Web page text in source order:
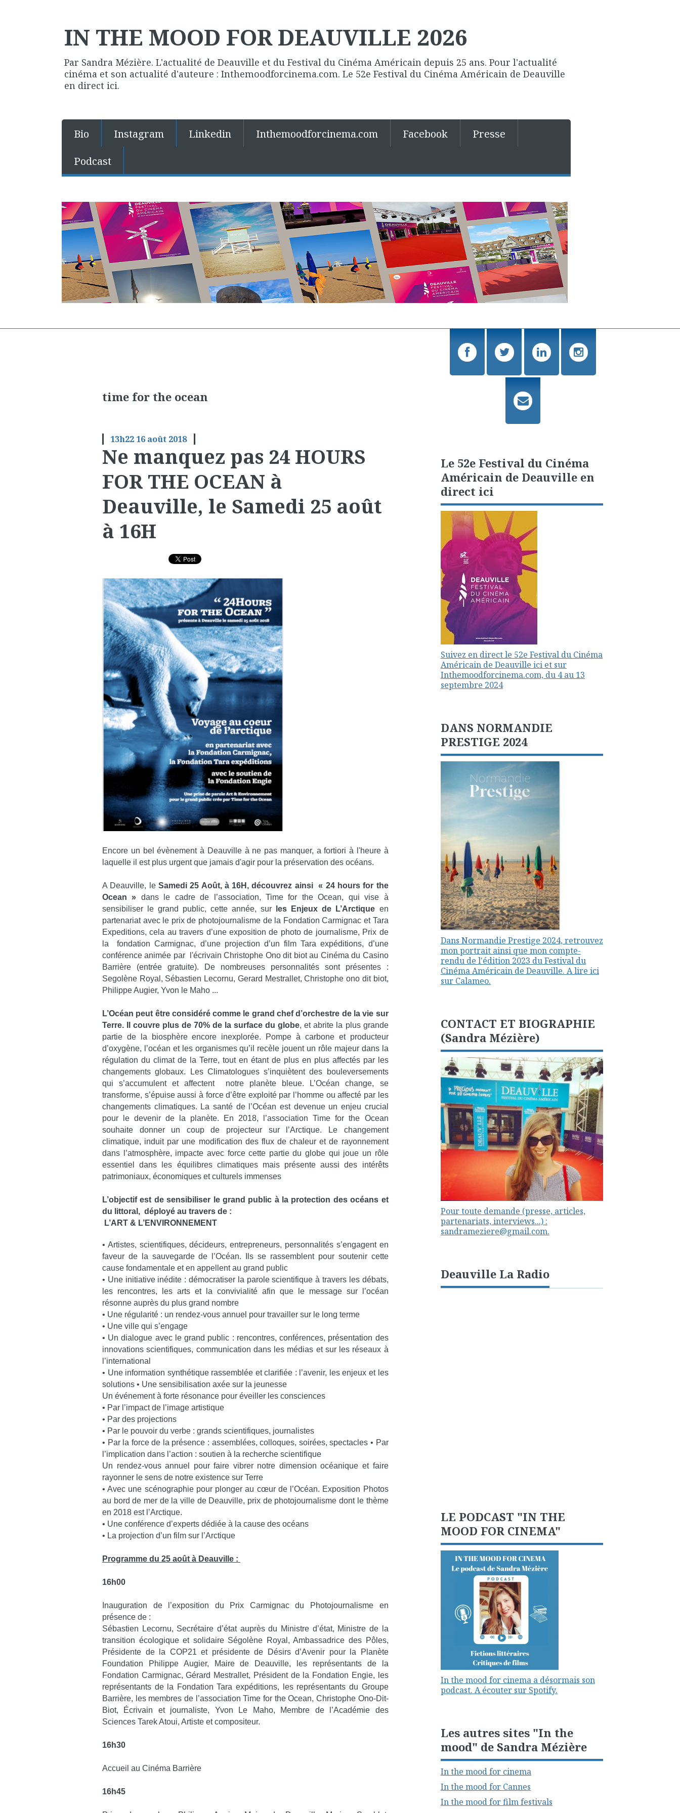
IN THE MOOD FOR DEAUVILLE 2026
Par Sandra Mézière. L'actualité de Deauville et du Festival du Cinéma Américain depuis 25 ans. Pour l'actualité
cinéma et son actualité d'auteure : Inthemoodforcinema.com. Le 52e Festival du Cinéma Américain de Deauville
en direct ici.
Bio Instagram Linkedin Inthemoodforcinema.com Facebook
Presse
Podcast
time for the ocean
13h22 16 août 2018
Ne manquez pas 24 HOURS
FOR THE OCEAN à
Deauville, le Samedi 25 août
à 16H
Encore un bel évènement à Deauville à ne pas manquer, a fortiori à l'heure à
laquelle il est plus urgent que jamais d'agir pour la préservation des océans.
A Deauville, leSamedi 25 Août, à 16H, découvrez ainsi « 24 hours for the
Ocean » dans le cadre de l’association, Time for the Ocean, qui vise à
sensibiliser le grand public, cette année, sur
les Enjeux de L’Arctique en
partenariat avec le prix de photojournalisme de la Fondation Carmignac et Tara
Expeditions, cela au travers d’une exposition de photo de journalisme, Prix de
la fondation Carmignac, d’une projection d’un film Tara expéditions, d’une
conférence animée par l'écrivain Christophe Ono dit biot au Cinéma du Casino
Barrière (entrée gratuite). De nombreuses personnalités sont présentes :
Segolène Royal, Sébastien Lecornu, Gerard Mestrallet, Christophe ono dit biot,
Philippe Augier, Yvon le Maho ...
L’Océan peut être considéré comme le grand chef d’orchestre de la vie sur
Terre. Il couvre plus de 70% de la surface du globe, et abrite la plus grande
partie de la biosphère encore inexplorée. Pompe à carbone et producteur
d’oxygène, l’océan et les organismes qu’il recèle jouent un rôle majeur dans la
régulation du climat de la Terre, tout en étant de plus en plus affectés par les
changements globaux. Les Climatologues s’inquiètent des bouleversements
qui s’accumulent et affectent notre planète bleue. L’Océan change, se
transforme, s’épuise aussi à force d’être exploité par l’homme ou affecté par les
changements climatiques. La santé de l’Océan est devenue un enjeu crucial
pour le devenir de la planète. En 2018, l’association Time for the Ocean
souhaite donner un coup de projecteur sur l’Arctique. Le changement
climatique, induit par une modification des flux de chaleuret de rayonnement
dans l’atmosphère, impacte avec force cette partie du globe qui joue un rôle
essentiel dans les équilibres climatiques mais présente aussi des intérêts
patrimoniaux, économiques et culturels immenses
L’objectif est de sensibiliser le grand public à la protection des océans et
du littoral, déployé au travers de :
L’ART & L’ENVIRONNEMENT
• Artistes, scientifiques, décideurs, entrepreneurs, personnalités s’engagent en
faveur de la sauvegarde de l’Océan. Ils se rassemblent pour soutenir cette
cause fondamentale et en appellent au grand public
• Une initiative inédite : démocratiser la parole scientifique à travers les débats,
les rencontres, les arts et la convivialité afin que le message sur l’océan
résonne auprès du plus grand nombre
• Une régularité : un rendez-vous annuel pour travailler sur le long terme
• Une ville qui s’engage
• Un dialogue avec le grand public : rencontres, conférences, présentation des
innovations scientifiques, communication dans les médias et sur les réseaux à
l’international
• Une information synthétique rassemblée et clarifiée : l’avenir, les enjeux et les
solutions • Une sensibilisation axée sur la jeunesse
Un événement à forte résonance pour éveiller les consciences
• Par l’impact de l’image artistique
• Par des projections
• Par le pouvoir du verbe : grands scientifiques, journalistes
• Par la force de la présence : assemblées, colloques, soirées, spectacles • Par
l’implication dans l’action : soutien à la recherche scientifique
Un rendez-vous annuel pour faire vibrer notre dimension océanique et faire
rayonner le sens de notre existence sur Terre
• Avec une scénographie pour plonger au cœur de l’Océan. Exposition Photos
au bord de mer de la ville de Deauville, prix de photojournalisme dont le thème
en 2018 est l’Arctique.
• Une conférence d’experts dédiée à la cause des océans
• La projection d’un film sur l’Arctique
Programme du 25 août à Deauville :
16h00
Inauguration de l’exposition du Prix Carmignac du Photojournalisme en
présence de :
Sébastien Lecornu, Secrétaire d’état auprès du Ministre d’état, Ministre de la
transition écologique et solidaire Ségolène Royal, Ambassadrice des Pôles,
Présidente de la COP21 et présidente de Désirs d’Avenir pour la Planète
Foundation Philippe Augier, Maire de Deauville, les représentants de la
Fondation Carmignac, Gérard Mestrallet, Président de la Fondation Engie, les
représentants de la Fondation Tara expéditions, les représentants du Groupe
Barrière, les membres de l’association Time for the Ocean, Christophe Ono-Dit-
Biot, Écrivain et journaliste, Yvon Le Maho, Membre de l’Académie des
Sciences Tarek Atoui, Artiste et compositeur.
16h30
Accueil au Cinéma Barrière
16h45
Le 52e Festival du Cinéma
Américain de Deauville en
direct ici
Suivez en direct le 52e Festival du Cinéma
Américain de Deauville ici et sur
Inthemoodforcinema.com, du 4 au 13
septembre 2024
DANS NORMANDIE
PRESTIGE 2024
Dans Normandie Prestige 2024, retrouvez
mon portrait ainsi que mon compte-
rendu de l'édition 2023 du Festival du
Cinéma Américain de Deauville. A lire ici
sur Calameo.
CONTACT ET BIOGRAPHIE
(Sandra Mézière)
Pour toute demande (presse, articles,
partenariats, interviews...) :
sandrameziere@gmail.com.
Deauville La Radio
LE PODCAST "IN THE
MOOD FOR CINEMA"
In the mood for cinema a désormais son
podcast. A écouter sur Spotify.
Les autres sites "In the
mood" de Sandra Mézière
In the mood for cinema
In the mood for Cannes
In the mood for film festivals